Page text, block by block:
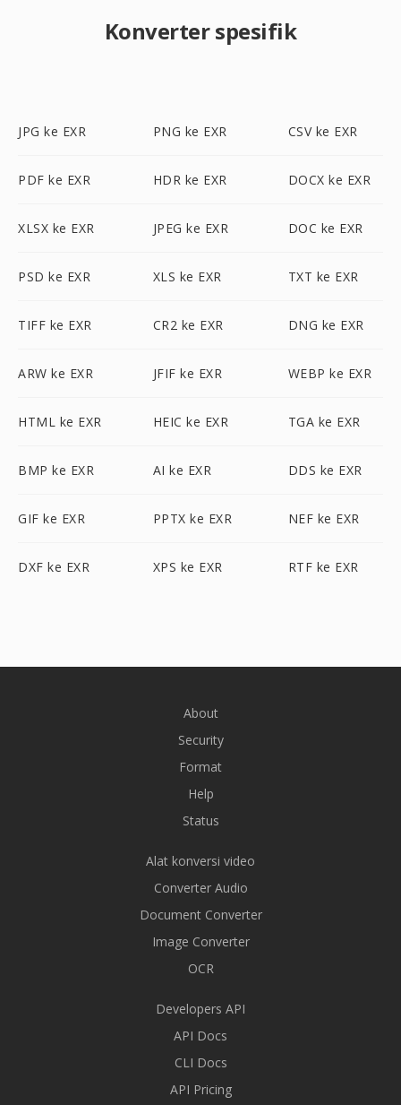
Konverter spesifik
JPG ke EXR PNG ke EXR CSV ke EXR
PDF ke EXR HDR ke EXR DOCX ke EXR
XLSX ke EXR JPEG ke EXR DOC ke EXR
PSD ke EXR XLS ke EXR TXT ke EXR
TIFF ke EXR CR2 ke EXR DNG ke EXR
ARW ke EXR JFIF ke EXR WEBP ke EXR
HTML ke EXR HEIC ke EXR TGA ke EXR
BMP ke EXR AI ke EXR DDS ke EXR
GIF ke EXR PPTX ke EXR NEF ke EXR
DXF ke EXR XPS ke EXR RTF ke EXR
About
Security
Format
Help
Status
Alat konversi video
Converter Audio
Document Converter
Image Converter
OCR
Developers API
API Docs
CLI Docs
API Pricing